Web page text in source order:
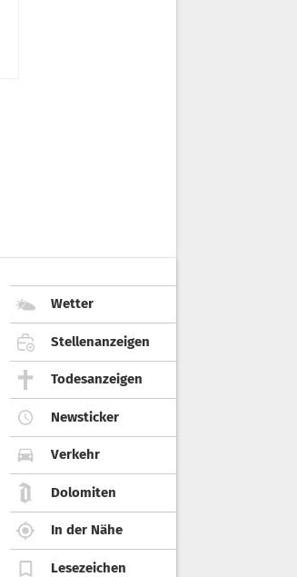
Wetter
Stellenanzeigen
Todesanzeigen
Newsticker
Verkehr
Dolomiten
In der Nähe
Lesezeichen